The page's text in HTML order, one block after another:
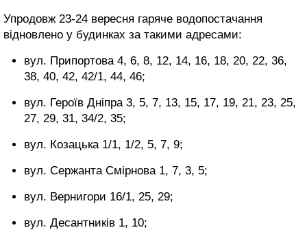
Упродовж 23-24 вересня гаряче водопостачання
відновлено у будинках за такими адресами:
вул. Припортова 4, 6, 8, 12, 14, 16, 18, 20, 22, 36,
38, 40, 42, 42/1, 44, 46;
вул. Героїв Дніпра 3, 5, 7, 13, 15, 17, 19, 21, 23, 25,
27, 29, 31, 34/2, 35;
вул. Козацька 1/1, 1/2, 5, 7, 9;
вул. Сержанта Смірнова 1, 7, 3, 5;
вул. Вернигори 16/1, 25, 29;
вул. Десантників 1, 10;